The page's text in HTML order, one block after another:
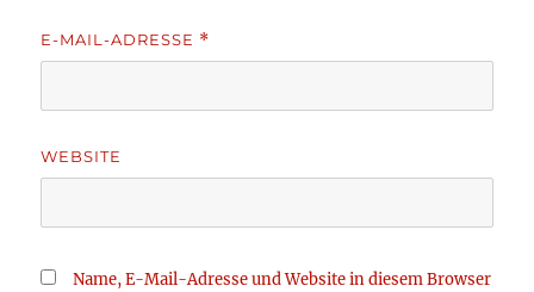
E-MAIL-ADRESSE *
WEBSITE
Name, E-Mail-Adresse und Website in diesem Browser